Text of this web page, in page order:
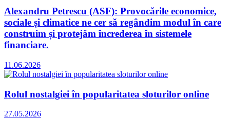
Alexandru Petrescu (ASF): Provocările economice,
sociale și climatice ne cer să regândim modul în care
construim și protejăm încrederea în sistemele
financiare.
11.06.2026
Rolul nostalgiei în popularitatea sloturilor online
27.05.2026